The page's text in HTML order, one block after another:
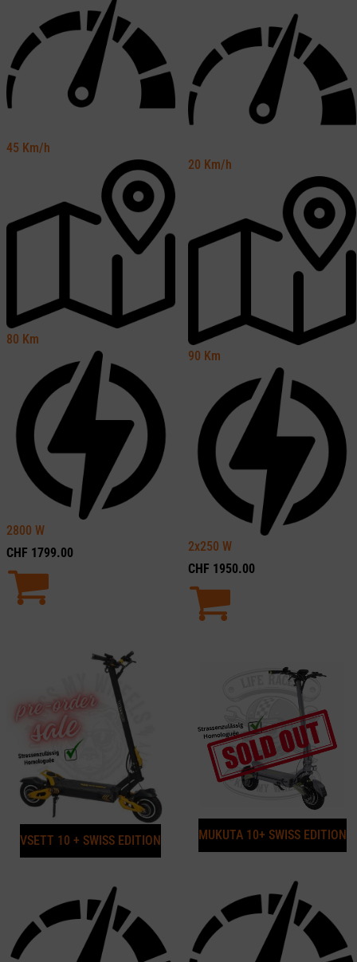
45 Km/h
80 Km
2800 W
CHF 1799.00
20 Km/h
90 Km
2x250 W
CHF 1950.00
VSETT 10 + SWISS EDITION MUKUTA 10+ SWISS EDITION